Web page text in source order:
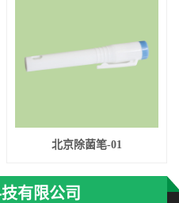
北京除菌笔-01
有限公司